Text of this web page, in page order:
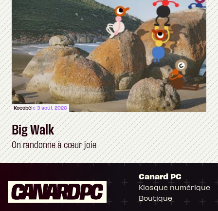
Kocobéle 3 août 2026
Big Walk
On randonne à cœur joie
Canard PC
Kiosque numérique
Boutique